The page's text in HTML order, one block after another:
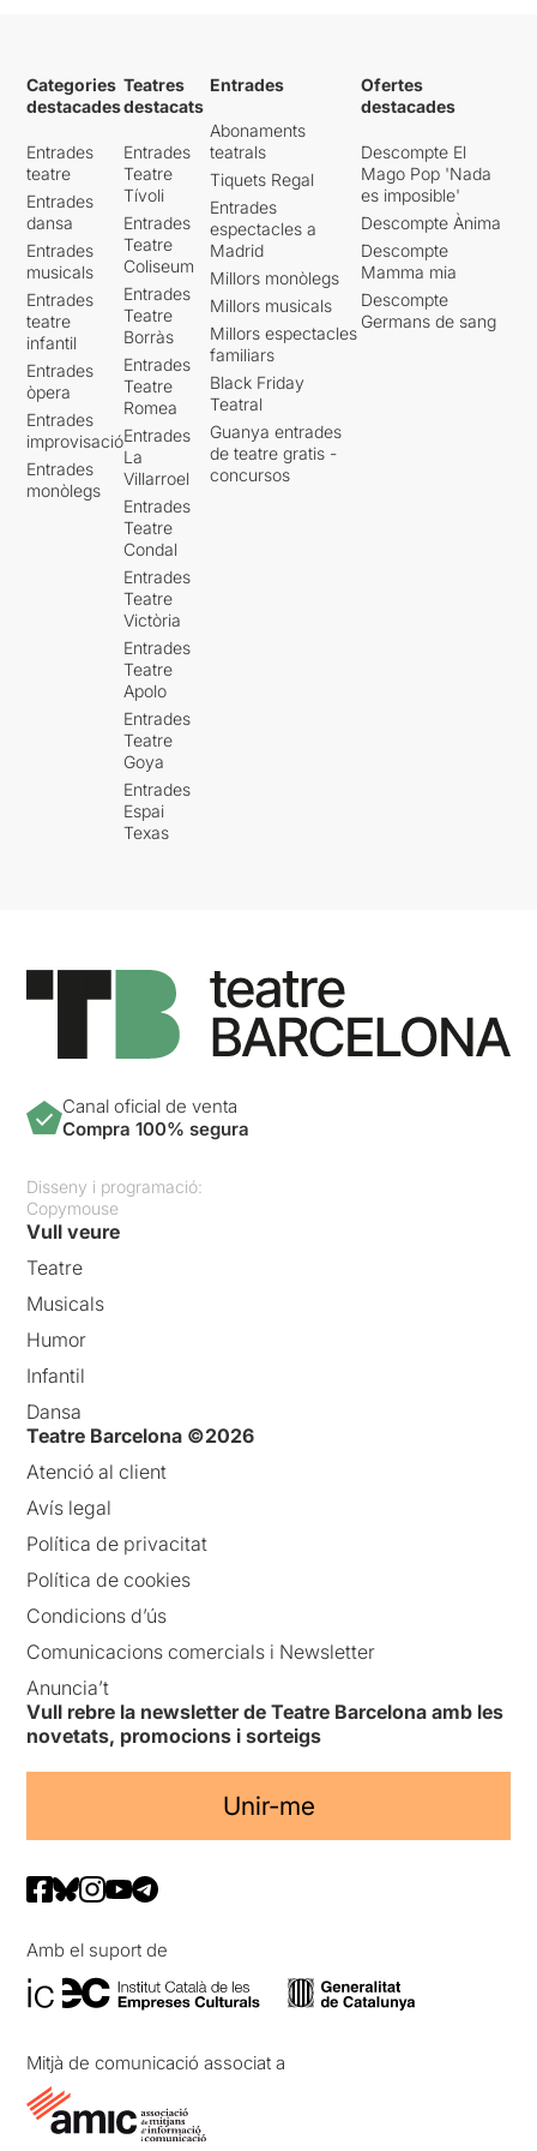
les bases de la nova situació
tenint present els punts en
comú amb la resta. Tot i
això, aquest és un punt que
no enfosqueix en absolut
l'encert d'aquesta obra, que
a més guanya punts quan
reflexionem sobre ella
després d'uns dies, moment
en que acabem d'apreciar la
complexitat d'allò que hem
presenciat i que en un
principi podia semblar més
simple.
Així doncs, realment hi ha
molta diferència entre com
es relacionen un grup
Categories
destacades
Entrades
teatre
Entrades
dansa
Entrades
musicals
Entrades
teatre
infantil
Entrades
òpera
Entrades
improvisació
Entrades
monòlegs
Teatres
destacats
Entrades
Teatre
Tívoli
Entrades
Teatre
Coliseum
Entrades
Teatre
Borràs
Entrades
Teatre
Romea
Entrades
La
Villarroel
Entrades
Teatre
Condal
Entrades
Teatre
Victòria
Entrades
Teatre
Apolo
Entrades
Teatre
Goya
Entrades
Espai
Texas
Entrades
Abonaments
teatrals
Tiquets Regal
Entrades
espectacles a
Madrid
Millors monòlegs
Millors musicals
Millors espectacles
familiars
Black Friday
Teatral
Guanya entrades
de teatre gratis -
concursos
Ofertes
destacades
Descompte El
Mago Pop 'Nada
es imposible'
Descompte Ànima
Descompte
Mamma mia
Descompte
Germans de sang
Canal oficial de venta
Compra 100% segura
Disseny i programació:
Copymouse
Vull veure
Teatre
Musicals
Humor
Infantil
Dansa
Teatre Barcelona ©2026
Atenció al client
Avís legal
Política de privacitat
Política de cookies
Condicions d’ús
Comunicacions comercials i Newsletter
Anuncia’t
Vull rebre la newsletter de Teatre Barcelona amb les
novetats, promocions i sorteigs
Unir-me
Amb el suport de
Mitjà de comunicació associat a